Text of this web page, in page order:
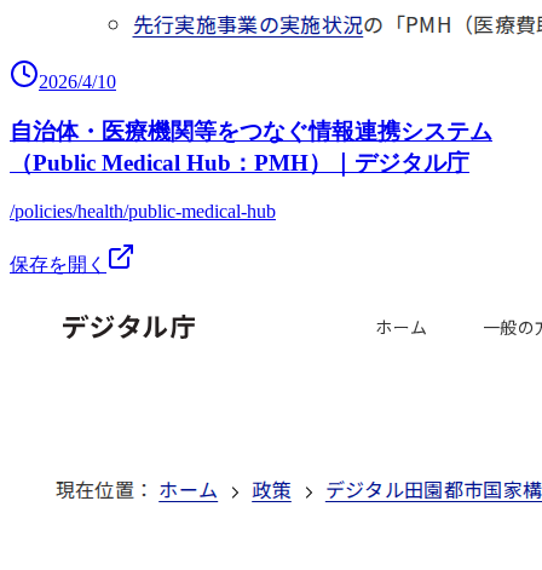
2026/4/10
自治体・医療機関等をつなぐ情報連携システム
（Public Medical Hub：PMH）｜デジタル庁
/policies/health/public-medical-hub
保存を開く